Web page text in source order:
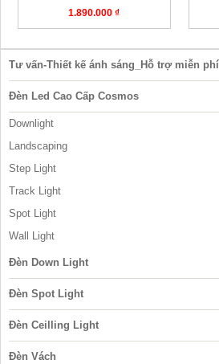
1.890.000 ₫
Tư vấn-Thiết kế ánh sáng_Hỗ trợ miễn phí
Đèn Led Cao Cấp Cosmos
Downlight
Landscaping
Step Light
Track Light
Spot Light
Wall Light
Đèn Down Light
Đèn Spot Light
Đèn Ceilling Light
Đèn Vách